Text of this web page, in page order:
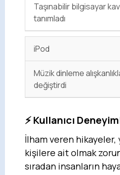
Taşınabilir bilgisayar
tanımladı
iPod
Müzik dinleme
değiştirdi
⚡ Kullanıcı
İlham veren hikayeler,
kişilere ait olmak
sıradan insanların